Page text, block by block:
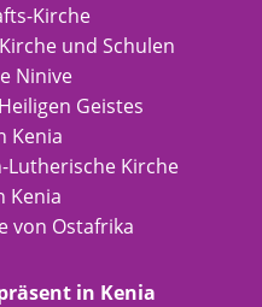
Kirche
und Schulen
Ninive
Geistes
Kenia
Lutherische Kirche
Kenia
von Ostafrika
in Kenia